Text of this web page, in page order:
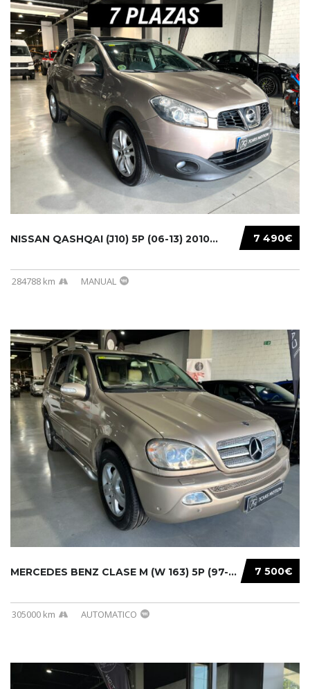
7 490€
NISSAN QASHQAI (J10) 5P (06-13) 2010...
284788 km MANUAL
7 500€
MERCEDES BENZ CLASE M (W 163) 5P (97-05) 200...
305000 km AUTOMATICO